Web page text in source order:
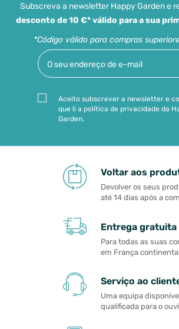
Subscreva a newsletter Happy Garden e
desconto de 10 €* válido para a sua
*Código válido para compras
Aceito subscrever a newsletter e
que li a política de privacidade da
Garden.
Voltar aos
Devolver os seus
até 14 dias após a
Entrega gratuita
Para todas as suas
em França
Serviço ao
Uma equipa
qualificada para o